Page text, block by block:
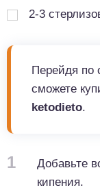
2-3
Перейдя по
сможете
ketodieto.
1
Добавьте
кипения.